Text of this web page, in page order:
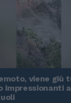
viene giù
impressionanti a